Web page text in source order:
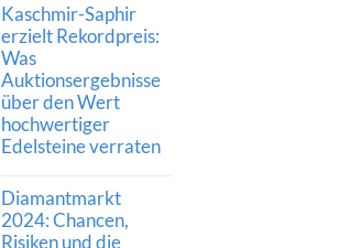
zu
Luxusschmuckmarkt
zeigt
Stärke:
Was
die
Nachfrage
nach
Diamanten
und
bedeutet
Kaschmir-Saphir
erzielt Rekordpreis:
Was
Auktionsergebnisse
über den Wert
hochwertiger
Edelsteine verraten
zu
Kaschmir-
Saphir
Diamantmarkt
2024: Chancen,
Risiken und die